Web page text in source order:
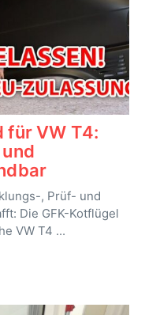
für VW T4:
, Prüf- und
Die GFK-Kotflügel
VW T4 ...